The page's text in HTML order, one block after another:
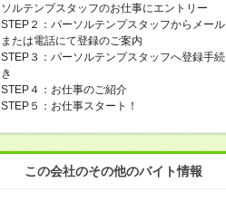
ソルテンプスタッフのお仕事にエントリー
STEP２：パーソルテンプスタッフからメール
または電話にて登録のご案内
STEP３：パーソルテンプスタッフへ登録手続
き
STEP４：お仕事のご紹介
STEP５：お仕事スタート！
この会社のその他のバイト情報